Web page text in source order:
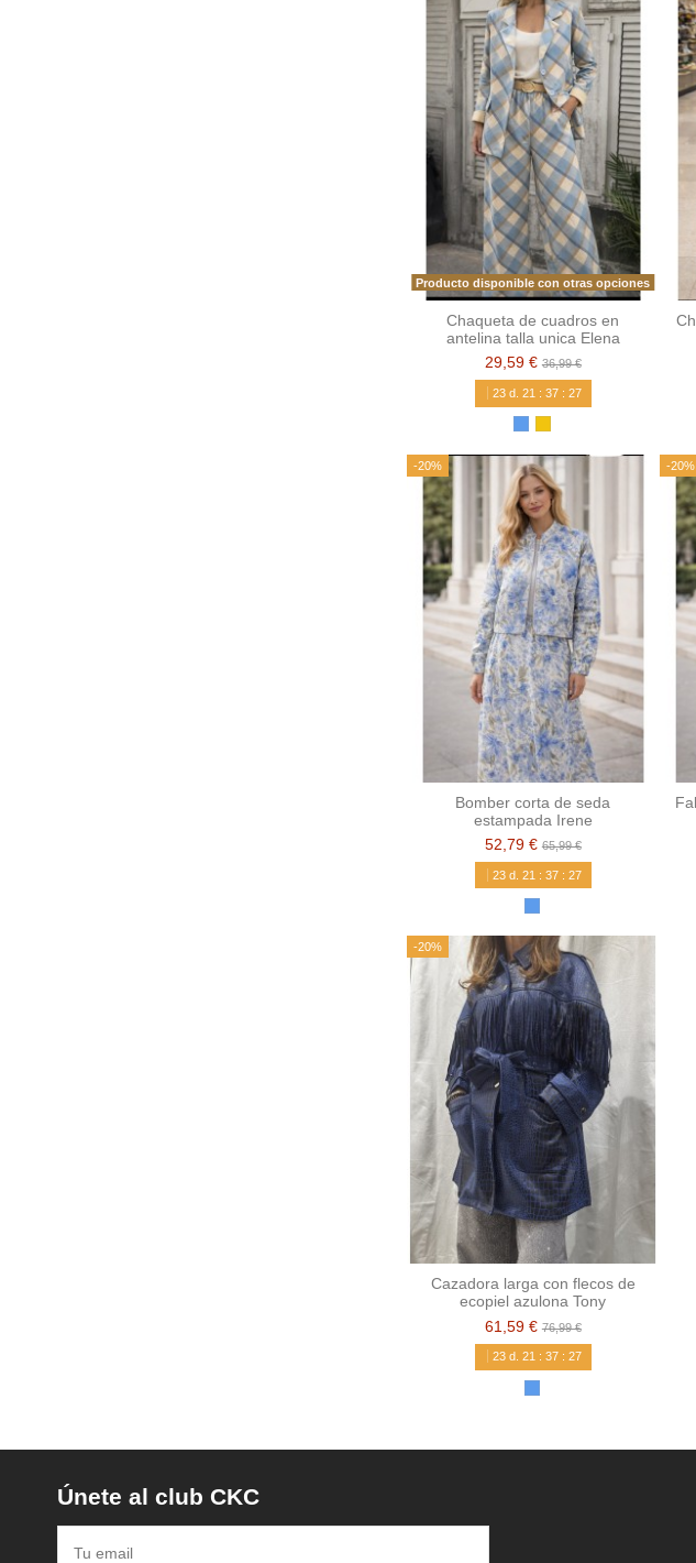
Producto disponible con otras opciones
Chaqueta de cuadros en
antelina talla unica Elena
29,59 € 36,99 €
23 d. 21 :37 :26
-20%
Bomber corta de seda
estampada Irene
52,79 € 65,99 €
23 d. 21 :37 :26
-20%
-20%
Cazadora larga con flecos de
ecopiel azulona Tony
61,59 € 76,99 €
23 d. 21 :37 :26
Únete al club CKC